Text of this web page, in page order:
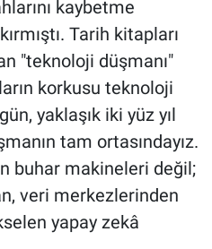
kaybetme
Tarih kitapları
"teknoloji düşmanı"
korkusu teknoloji
yaklaşık iki yüz yıl
tam ortasındayız.
buhar makineleri değil;
veri merkezlerinden
yapay zekâ